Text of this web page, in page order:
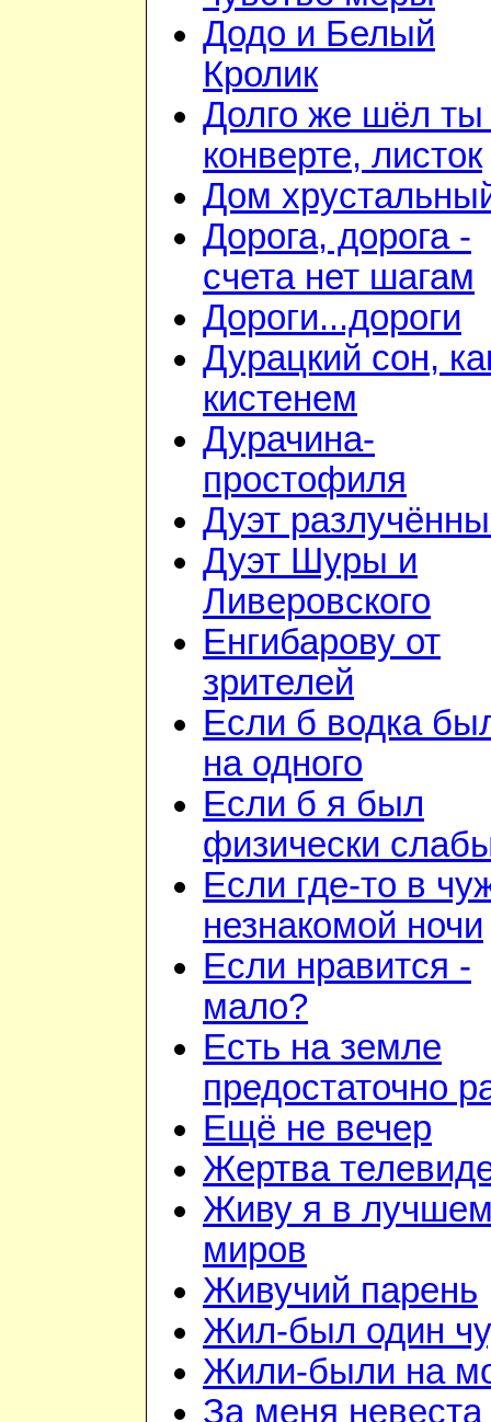
Додо и Белый
Кролик
Долго же шёл ты
конверте, листок
Дом
Дорога, дорога -
счета нет шагам
Дороги...дороги
Дурацкий сон,
кистенем
Дурачина-
простофиля
Дуэт
Дуэт Шуры и
Ливеровского
Енгибарову от
зрителей
Если б водка
на одного
Если б я был
физически
Если где-то в
незнакомой ночи
Если нравится -
мало?
Есть на земле
предостаточно
Ещё не вечер
Жертва
Живу я в
миров
Живучий парень
Жил-был один
Жили-были на
За меня невеста